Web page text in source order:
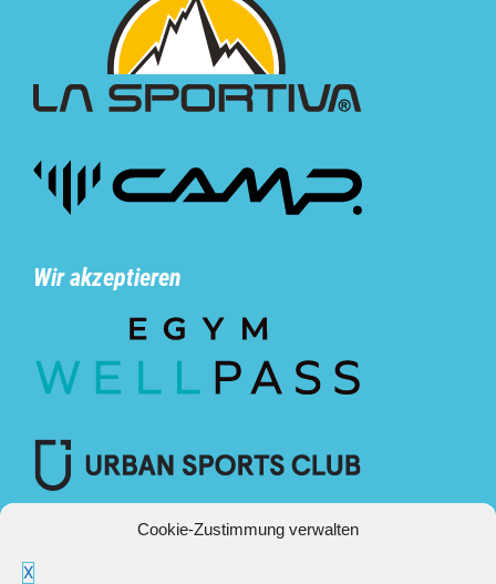
Cookie-Zustimmung verwalten
X
Wir akzeptieren